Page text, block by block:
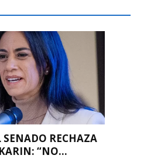
SENADO RECHAZA
“NO...